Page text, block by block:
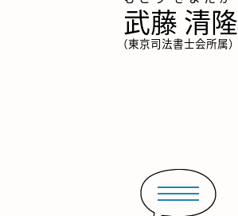
武藤 清隆
（東京司法書士会所属）